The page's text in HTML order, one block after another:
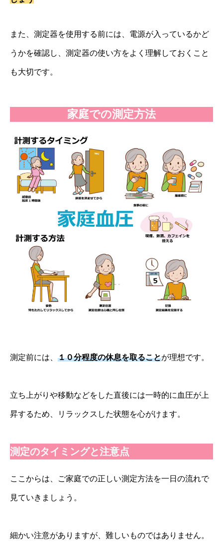
また、測定器を使用する前には、電源が入っているかど
うかを確認し、測定器の使い方をよく理解しておくこと
も大切です。
家庭での測定方法
測定前には、 １０分程度の休息を取ることが理想です。
立ち上がりや移動などをした直後には一時的に血圧が上
昇するため、リラックスした状態を心がけます。
測定のタイミングと注意点
ここからは、ご家庭での正しい測定方法を一日の流れで
見ていきましょう。
細かい注意がありますが、難しいものではありません。